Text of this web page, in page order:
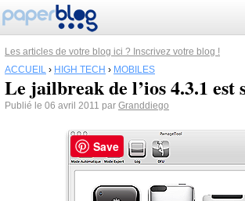
Les articles de votre blog ici ? Inscrivez votre blog !
ACCUEIL › HIGH TECH › MOBILES
Le jailbreak de l’ios 4.3.1 est
Publié le 06 avril 2011 par Granddiego
Save